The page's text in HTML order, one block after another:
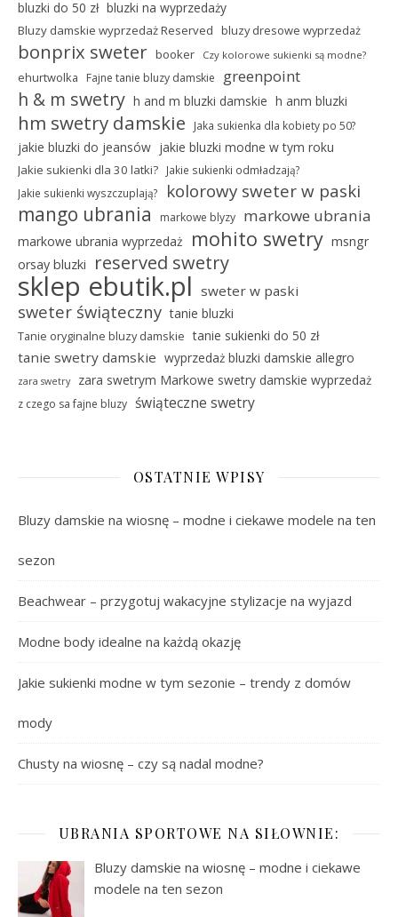
bluzki do 50 zł bluzki na wyprzedaży
Bluzy damskie wyprzedaż Reserved bluzy dresowe wyprzedaż
bonprix sweter booker Czy kolorowe sukienki są modne?
ehurtwolka Fajne tanie bluzy damskie greenpoint
h & m swetry h and m bluzki damskie h anm bluzki
hm swetry damskie Jaka sukienka dla kobiety po 50?
jakie bluzki do jeansów jakie bluzki modne w tym roku
Jakie sukienki dla 30 latki?
Jakie sukienki odmładzają?
Jakie sukienki wyszczuplają?
kolorowy sweter w paski
mango ubrania markowe blyzy markowe ubrania
markowe ubrania wyprzedaż mohito swetry msngr
orsay bluzki
reserved swetry
sklep ebutik.pl sweter w paski
sweter świąteczny tanie bluzki
Tanie oryginalne bluzy damskie tanie sukienki do 50 zł
tanie swetry damskie wyprzedaż bluzki damskie allegro
zara swetry zara swetrym Markowe swetry damskie wyprzedaż
z czego sa fajne bluzy świąteczne swetry
OSTATNIE WPISY
Bluzy damskie na wiosnę – modne i ciekawe modele na ten
sezon
Beachwear – przygotuj wakacyjne stylizacje na wyjazd
Modne body idealne na każdą okazję
Jakie sukienki modne w tym sezonie – trendy z domów
mody
Chusty na wiosnę – czy są nadal modne?
UBRANIA SPORTOWE NA SIŁOWNIE:
Bluzy damskie na wiosnę – modne i ciekawe
modele na ten sezon